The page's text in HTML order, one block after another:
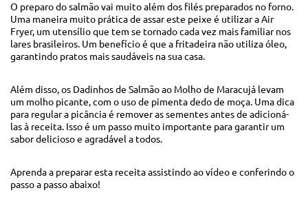
O preparo do salmão vai muito além dos filés preparados no forno.
Uma maneira muito prática de assar este peixe é utilizar a Air
Fryer, um utensílio que tem se tornado cada vez mais familiar nos
lares brasileiros. Um benefício é que a fritadeira não utiliza óleo,
garantindo pratos mais saudáveis na sua casa.
Além disso, os Dadinhos de Salmão ao Molho de Maracujá levam
um molho picante, com o uso de pimenta dedo de moça. Uma dica
para regular a picância é remover as sementes antes de adicioná-
las à receita. Isso é um passo muito importante para garantir um
sabor delicioso e agradável a todos.
Aprenda a preparar esta receita assistindo ao vídeo e conferindo o
passo a passo abaixo!